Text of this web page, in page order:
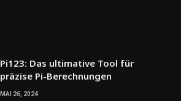
Pi123: Das ultimative Tool für
präzise Pi-Berechnungen
MAI 26, 2024